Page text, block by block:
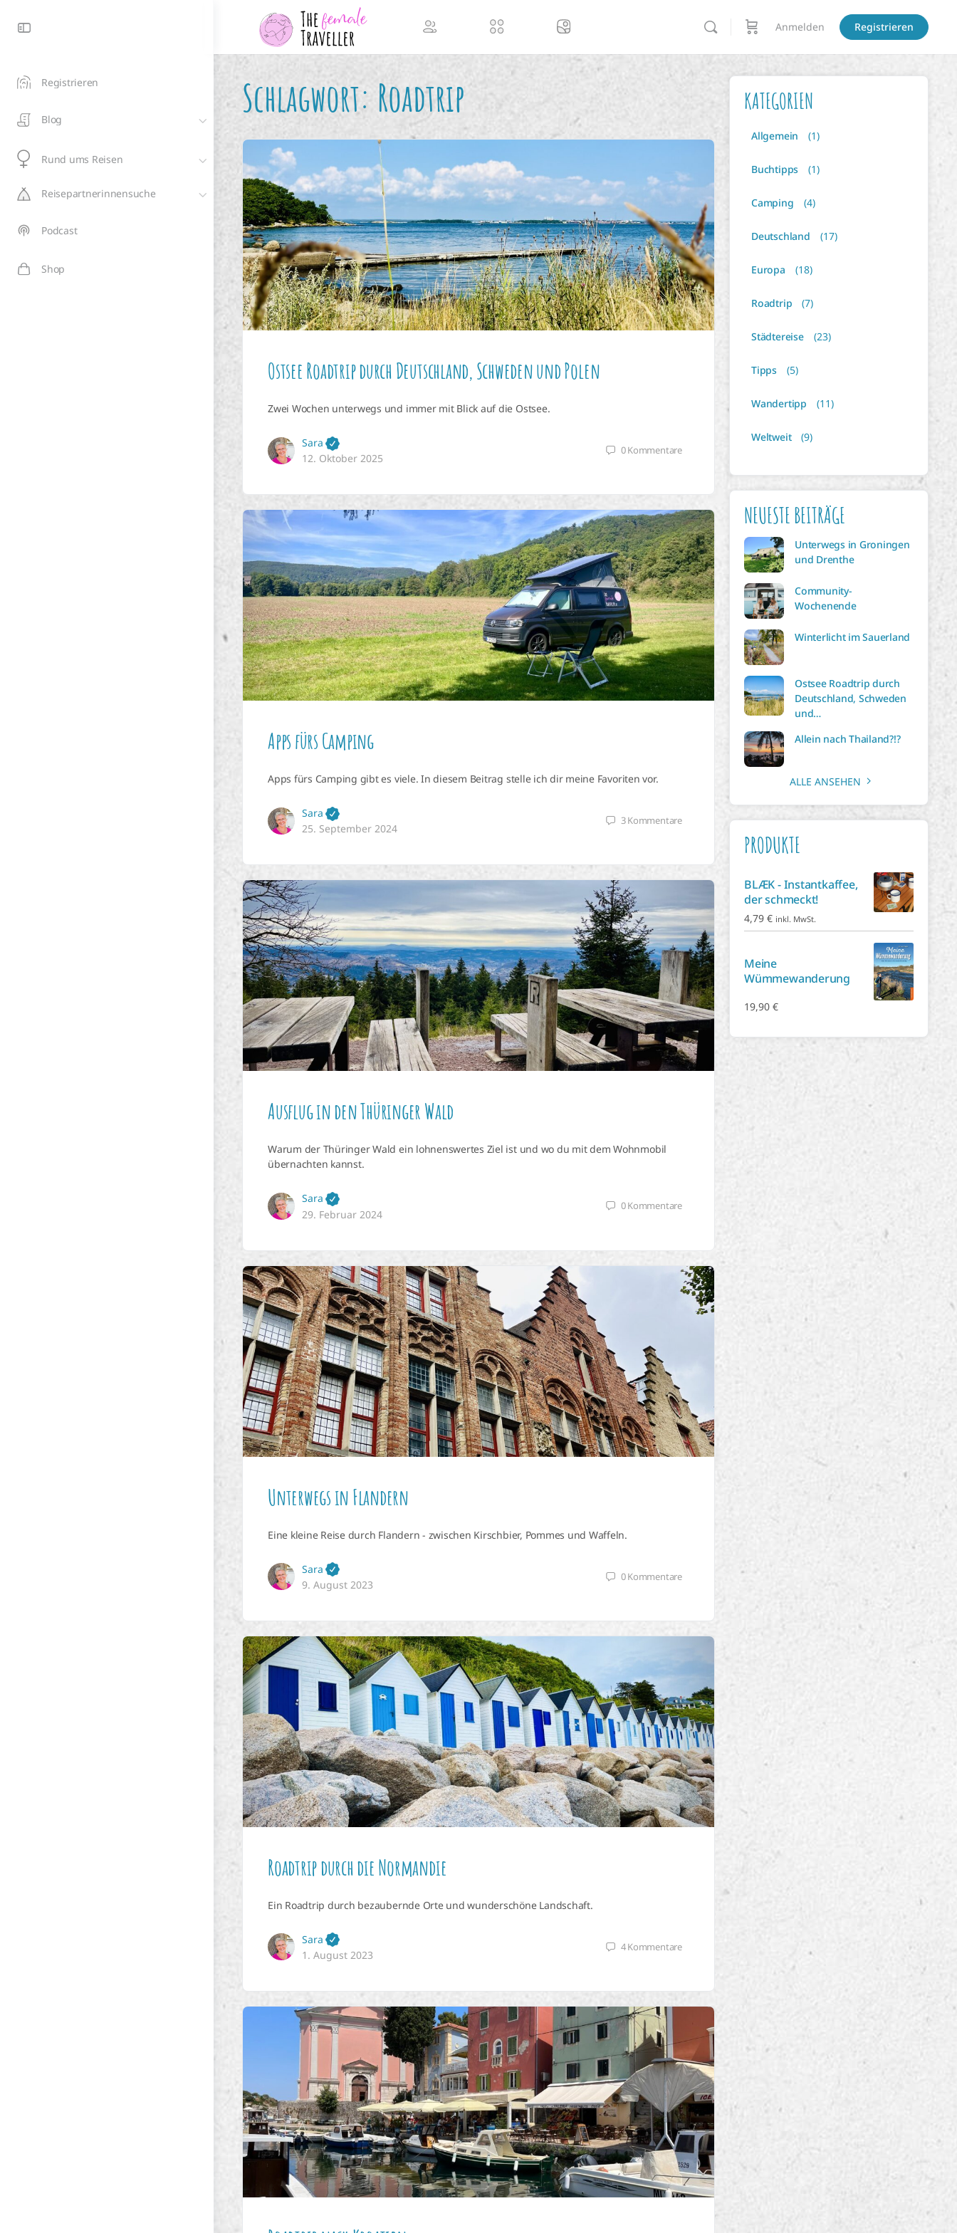
Registrieren
Blog
Rund ums Reisen
Reisepartnerinnensuche
Podcast
Shop
Anmelden Registrieren
Schlagwort:Roadtrip
Ostsee Roadtrip durch Deutschland, Schweden und Polen
Zwei Wochen unterwegs und immer mit Blick auf die Ostsee.
Sara
12. Oktober 2025
0Kommentare
Apps fürs Camping
Apps fürs Camping gibt es viele. In diesem Beitrag stelle ich dir meine Favoriten vor.
Sara
25. September 2024
3Kommentare
Ausflug in den Thüringer Wald
Warum der Thüringer Wald ein lohnenswertes Ziel ist und wo du mit dem Wohnmobil
übernachten kannst.
Sara
29. Februar 2024
0Kommentare
Unterwegs in Flandern
Eine kleine Reise durch Flandern - zwischen Kirschbier, Pommes und Waffeln.
Sara
9. August 2023
0Kommentare
Roadtrip durch die Normandie
Ein Roadtrip durch bezaubernde Orte und wunderschöne Landschaft.
Sara
1. August 2023
4Kommentare
KATEGORIEN
Allgemein (1)
Buchtipps (1)
Camping (4)
Deutschland (17)
Europa (18)
Roadtrip (7)
Städtereise (23)
Tipps (5)
Wandertipp (11)
Weltweit (9)
NEUESTE BEITRÄGE
Unterwegs in Groningen
und Drenthe
Community-
Wochenende
Winterlicht im Sauerland
Ostsee Roadtrip durch
Deutschland, Schweden
und…
Allein nach Thailand?!?
ALLE ANSEHEN
PRODUKTE
BLÆK - Instantkaffee,
der schmeckt!
4,79 € inkl. MwSt.
Meine
Wümmewanderung
19,90 €